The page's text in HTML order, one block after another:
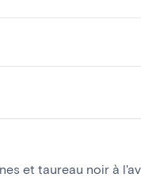
et taureau noir à